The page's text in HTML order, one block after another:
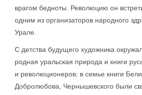
врагом бедноты. Революцию он
одним из организаторов народного
Урале.
С детства будущего художника
родная уральская природа и книги
и революционеров; в семье книги
Добролюбова, Чернышевского были